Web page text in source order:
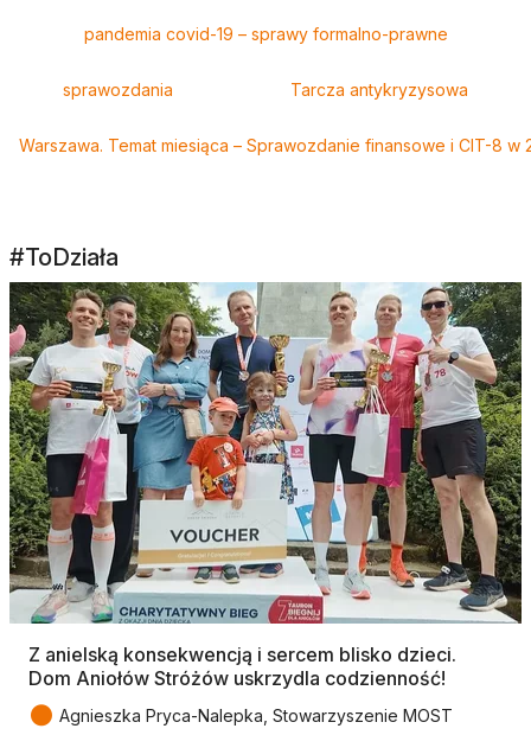
pandemia covid-19 – sprawy formalno-prawne
sprawozdania Tarcza antykryzysowa
Warszawa. Temat miesiąca – Sprawozdanie finansowe i CIT-8 w
#ToDziała
Z anielską konsekwencją i sercem blisko dzieci.
Dom Aniołów Stróżów uskrzydla codzienność!
● Agnieszka Pryca-Nalepka, Stowarzyszenie MOST